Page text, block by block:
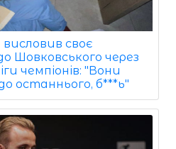
своє
Шовковського через
чемпіонів: "Вони
останнього, б***ь"